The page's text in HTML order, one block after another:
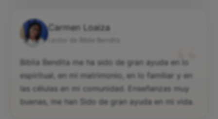
Carmen Loaiza
“
Biblia Bendita me ha sido de gran ayuda en lo
espiritual, en mi matrimonio, en lo familiar y en
las células en mi comunidad. Enseñanzas muy
buenas, me han Sido de gran ayuda en mi vida.